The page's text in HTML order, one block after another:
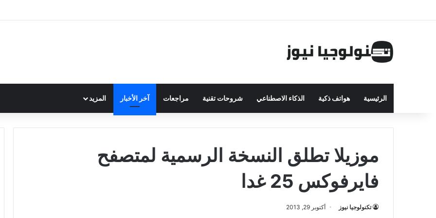
الرئيسية هواتف ذكية الذكاء الاصطناعي شروحات تقنية مراجعات آخر الأخبار المزيد
موزيلا تطلق النسخة الرسمية لمتصفح
فايرفوكس 25 غدا
تكنولوجيا نيوز أكتوبر 29, 2013